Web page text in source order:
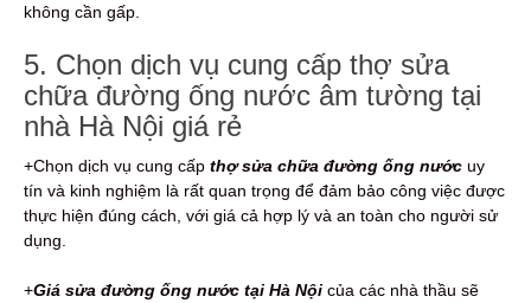
không cần gấp.
5. Chọn dịch vụ cung cấp thợ sửa
chữa đường ống nước âm tường tại
nhà Hà Nội giá rẻ
+Chọn dịch vụ cung cấp thợ sửa chữa đường ống nước uy
tín và kinh nghiệm là rất quan trọng để đảm bảo công việc được
thực hiện đúng cách, với giá cả hợp lý và an toàn cho người sử
dụng.
+Giá sửa đường ống nước tại Hà Nội của các nhà thầu sẽ